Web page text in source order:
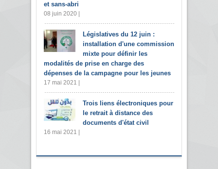
et sans-abri
08 juin 2020 |
Législatives du 12 juin :
installation d'une commission
mixte pour définir les
modalités de prise en charge des
dépenses de la campagne pour les jeunes
17 mai 2021 |
Trois liens électroniques pour
le retrait à distance des
documents d'état civil
16 mai 2021 |